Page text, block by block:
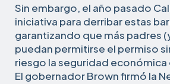
Sin embargo, el año pasado
iniciativa para derribar estas
garantizando que más padres
puedan permitirse el permiso
riesgo la seguridad económica
El gobernador Brown firmó la